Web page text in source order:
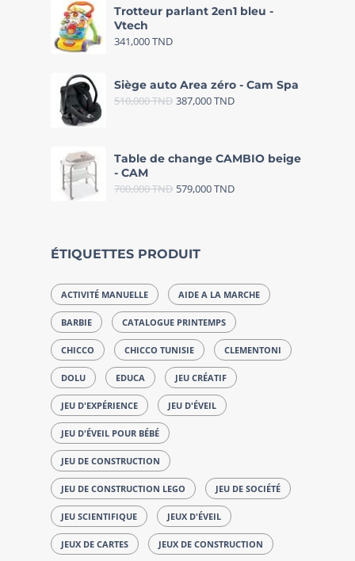
Trotteur parlant 2en1 bleu -
Vtech
341,000TND
Siège auto Area zéro - Cam Spa
510,000TND 387,000TND
Table de change CAMBIO beige
- CAM
700,000TND 579,000TND
ÉTIQUETTES PRODUIT
ACTIVITÉ MANUELLE AIDE A LA MARCHE
BARBIE CATALOGUE PRINTEMPS
CHICCO CHICCO TUNISIE CLEMENTONI
DOLU EDUCA JEU CRÉATIF
JEU D'EXPÉRIENCE JEU D'ÉVEIL
JEU D'ÉVEIL POUR BÉBÉ
JEU DE CONSTRUCTION
JEU DE CONSTRUCTION LEGO JEU DE SOCIÉTÉ
JEU SCIENTIFIQUE JEUX D'ÉVEIL
JEUX DE CARTES JEUX DE CONSTRUCTION